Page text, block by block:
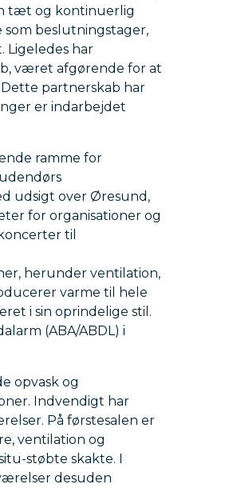
tæt og kontinuerlig
som beslutningstager,
Ligeledes har
været afgørende for at
partnerskab har
er indarbejdet
ramme for
udsigt over Øresund,
for organisationer og
til
herunder ventilation,
varme til hele
i sin oprindelige stil.
(ABA/ABDL) i
opvask og
Indvendigt har
På førstesalen er
ventilation og
støbte skakte. I
desuden